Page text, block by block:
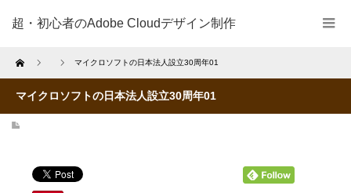
超・初心者のAdobe Cloudデザイン制作
Home マイクロソフトの日本法人設立30周年01
マイクロソフトの日本法人設立30周年01